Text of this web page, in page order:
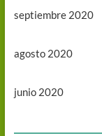
septiembre 2020
agosto 2020
junio 2020